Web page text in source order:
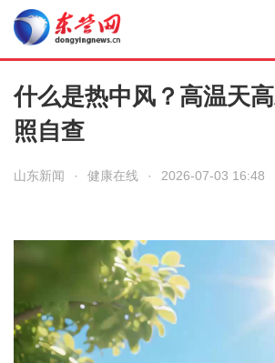
什么是热中风？高温天
照自查
山东新闻 · 健康在线 · 2026-07-03 16:48